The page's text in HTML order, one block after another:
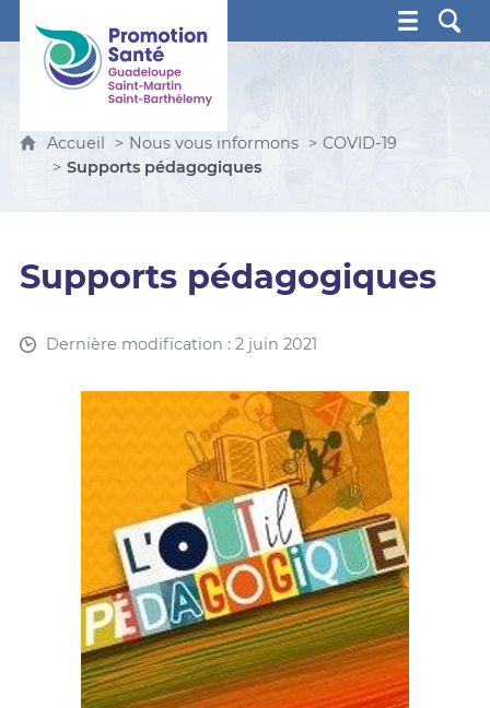
Promotion Santé Guadeloupe, Saint-Martin, Saint
Accueil Nous vous informons
COVID-19
Supports pédagogiques
Supports pédagogiques
Dernière modification : 2 juin 2021